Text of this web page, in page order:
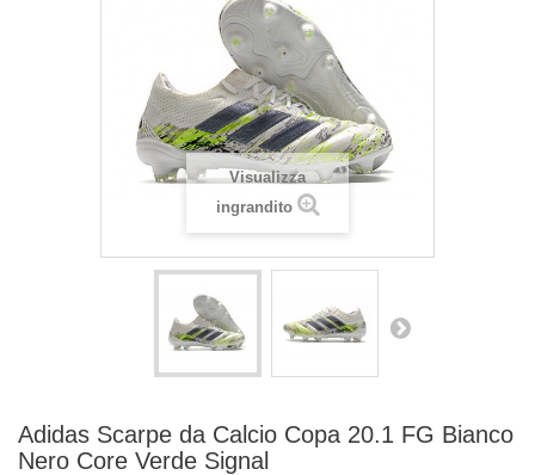
Visualizza
ingrandito
Adidas Scarpe da Calcio Copa 20.1 FG Bianco
Nero Core Verde Signal